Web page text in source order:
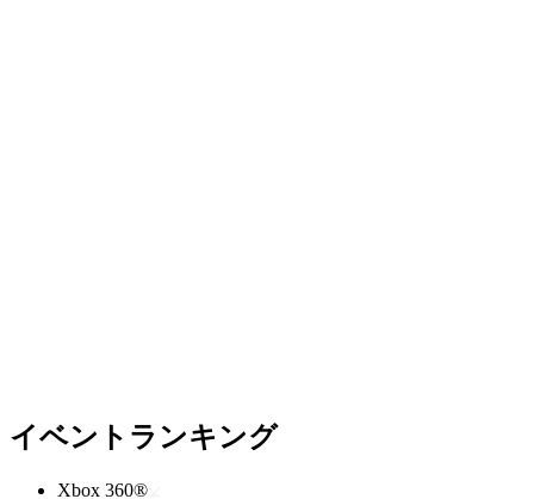
イベントランキング
Xbox 360®